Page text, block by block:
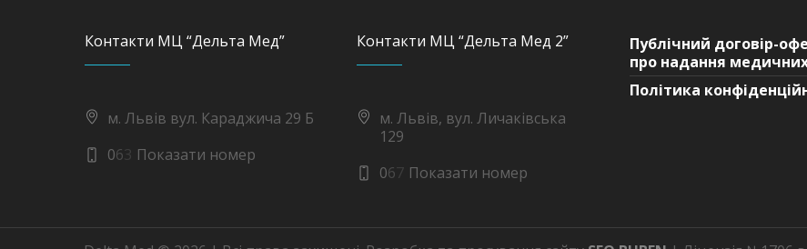
Контакти МЦ “Дельта Мед”
м. Львів вул. Караджича 29 Б
063 Показати номер
Контакти МЦ “Дельта Мед 2”
м. Львів, вул. Личаківська
129
067 Показати номер
Публічний договір-
про надання
Політика